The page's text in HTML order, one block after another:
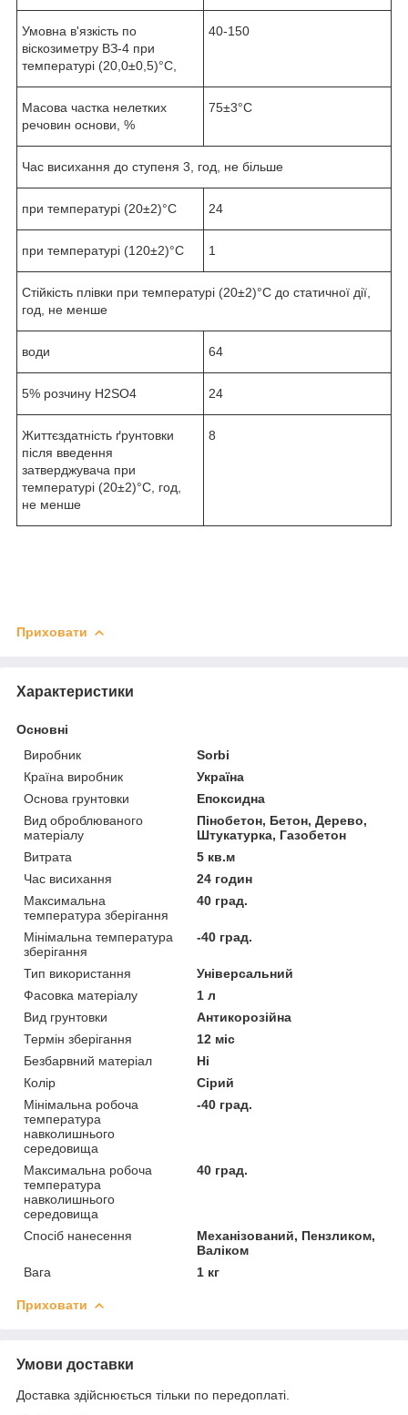
Умовна в'язкість по
віскозиметру ВЗ-4 при
температурі (20,0±0,5)°C,
40-150
Масова частка нелетких
речовин основи, %
75±3°C
Час висихання до ступеня 3, год, не більше
при температурі (20±2)°С 24
при температурі (120±2)°С 1
Стійкість плівки при температурі (20±2)°С до статичної дії,
год, не менше
води 64
5% розчину Н2SO4 24
Життєздатність ґрунтовки
після введення
затверджувача при
температурі (20±2)°С, год,
не менше
8
Приховати
Характеристики
Основні
Виробник
Sorbi
Країна виробник
Україна
Основа грунтовки
Епоксидна
Вид оброблюваного
матеріалу
Пінобетон, Бетон, Дерево,
Штукатурка, Газобетон
Витрата
5 кв.м
Час висихання
24 годин
Максимальна
температура зберігання
40 град.
Мінімальна температура
зберігання
-40 град.
Тип використання
Універсальний
Фасовка матеріалу
1 л
Вид грунтовки
Антикорозійна
Термін зберігання
12 міс
Безбарвний матеріал
Ні
Колір
Сірий
Мінімальна робоча
температура
навколишнього
середовища
-40 град.
Максимальна робоча
температура
навколишнього
середовища
40 град.
Спосіб нанесення
Механізований, Пензликом,
Валіком
Вага
1 кг
Приховати
Умови доставки
Доставка здійснюється тільки по передоплаті.